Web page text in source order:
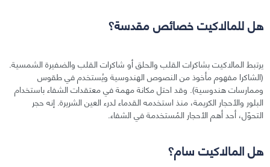
هل للمالاكيت خصائص مقدسة؟
يرتبط المالاكيت بشاكرات القلب والحلق أو شاكرات القلب والضفيرة الشمسية.
(الشاكرا مفهوم مأخوذ من النصوص الهندوسية ويُستخدم في طقوس
وممارسات هندوسية). وقد احتل مكانة مهمة في معتقدات الشفاء باستخدام
البلور والأحجار الكريمة، منذ استخدمه القدماء لدرء العين الشريرة. إنه حجر
التحوّل، أحد أهم الأحجار المُستخدمة في الشفاء.
هل المالاكيت سام؟